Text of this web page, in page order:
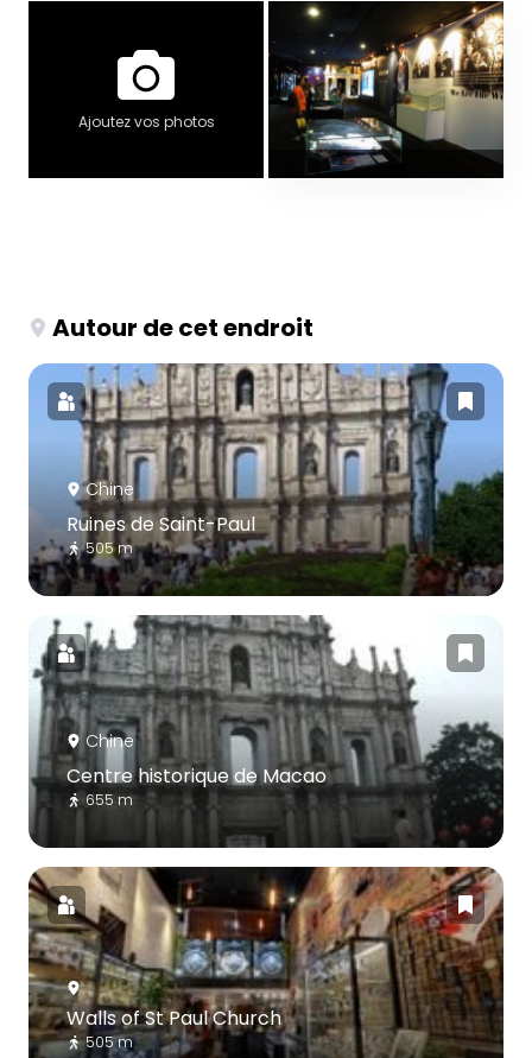
Ajoutez vos photos
Autour de cet endroit
Chine
Ruines de Saint-Paul
505 m
Chine
Centre historique de Macao
655 m
Walls of St Paul Church
505 m